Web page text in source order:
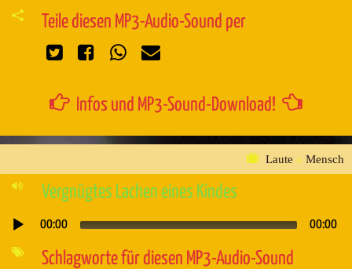
Teile diesen MP3-Audio-Sound per
Infos und MP3-Sound-Download!
Laute » Mensch
Vergnügtes Lachen eines Kindes
Audio-
00:00 00:00
Schlagworte für diesen MP3-Audio-Sound